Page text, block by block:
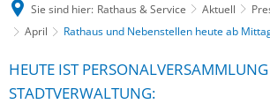
Sie sind hier: Rathaus & Service Aktuell
April
Rathaus und Nebenstellen heute ab
HEUTE IST
STADTVERWALTUNG: